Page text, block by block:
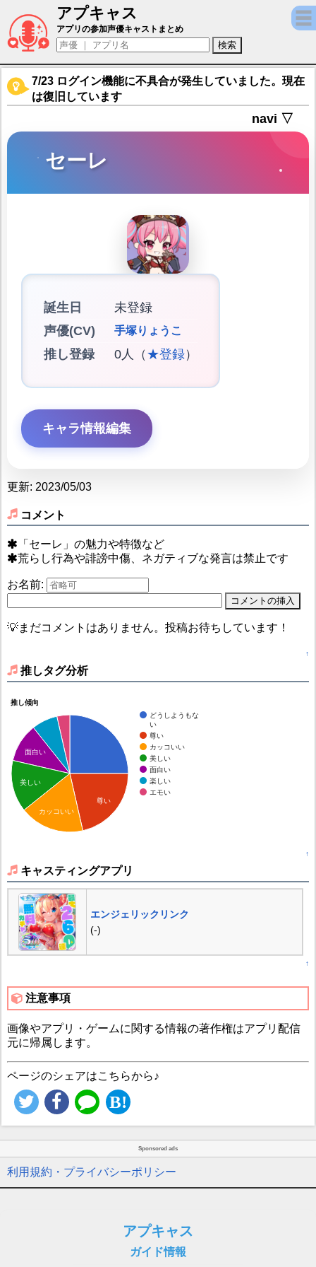
アプキャス
セーレ（声優：手塚りょうこ)【エンジェリ
アプリの参加声優キャストまとめ
7/23 ログイン機能に不具合が発生していました。現在
は復旧しています
navi ▽
セーレ
誕生日
未登録
声優(CV)
手塚りょうこ
推し登録 0人（ ★登録）
キャラ情報編集
更新: 2023/05/03
コメント
「セーレ」の魅力や特徴など
荒らし行為や誹謗中傷、ネガティブな発言は禁止です
お名前:
💡まだコメントはありません。投稿お待ちしています！
↑
推しタグ分析
推し傾向
どうしようもな
い
尊い
カッコいい
美しい
面白い
楽しい
エモい
尊い
面白い
美しい
カッコいい
↑
キャスティングアプリ
エンジェリックリンク
(-)
↑
注意事項
画像やアプリ・ゲームに関する情報の著作権はアプリ配信
元に帰属します。
ページのシェアはこちらから♪
Sponsored ads
利用規約・プライバシーポリシー
アプキャス
ガイド情報